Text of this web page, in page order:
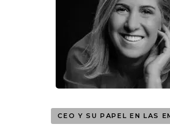
CEO Y SU PAPEL EN LAS